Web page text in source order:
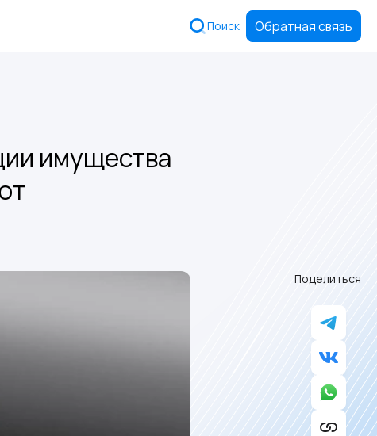
Поиск Обратная связь
имущества
Поделиться